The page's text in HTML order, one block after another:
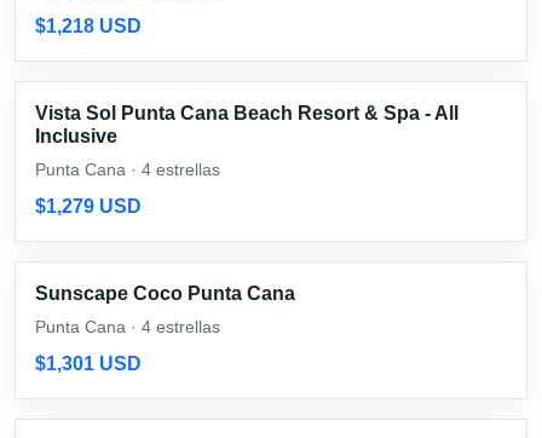
$1,218 USD
Vista Sol Punta Cana Beach Resort & Spa - All
Inclusive
Punta Cana · 4 estrellas
$1,279 USD
Sunscape Coco Punta Cana
Punta Cana · 4 estrellas
$1,301 USD